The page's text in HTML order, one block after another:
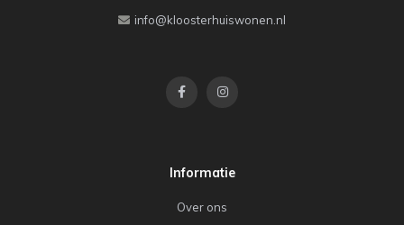
info@kloosterhuiswonen.nl
Informatie
Over ons